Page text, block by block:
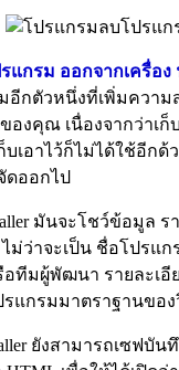
แกรม ออกจากเครื่อง
อีกตัวหนึ่งที่เพิ่มควา
องคุณ เนื่องจากว่าเ
เอาไว้ก็ไม่ได้ใช้อีก
ดออกไป
มันจะโชว์ข้อมูล
ว่าจะเป็น ชื่อโปรแกร
ทีมผู้พัฒนา รายละเ
แกรมมาตราฐานของวิ
ยังสามารถเซฟบั